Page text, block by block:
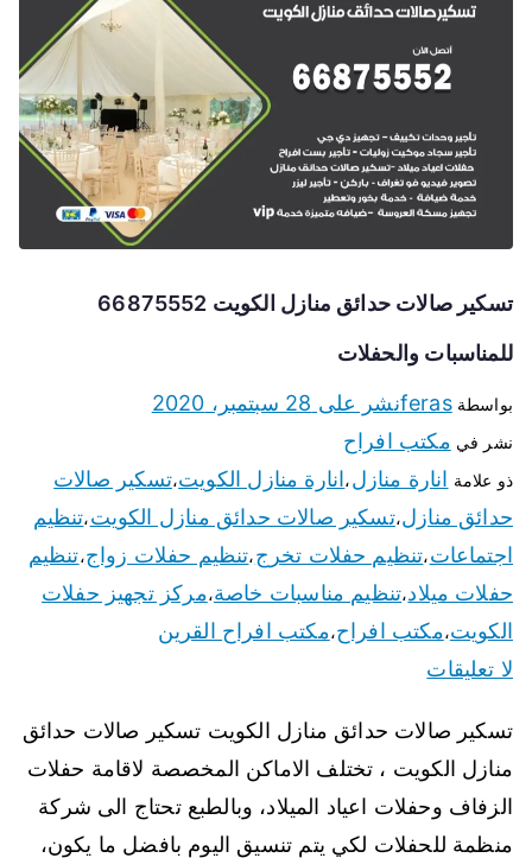
تسكير صالات حدائق منازل الكويت 66875552
للمناسبات والحفلات
بواسطةferasنشر على 28 سبتمبر، 2020
نشر في مكتب افراح
ذو علامة انارة منازل،انارة منازل الكويت،تسكير صالات
حدائق منازل،تسكير صالات حدائق منازل الكويت،تنظيم
اجتماعات،تنظيم حفلات تخرج،تنظيم حفلات زواج،تنظيم
حفلات ميلاد،تنظيم مناسبات خاصة،مركز تجهيز حفلات
الكويت،مكتب افراح،مكتب افراح القرين
لا تعليقات
تسكير صالات حدائق منازل الكويت تسكير صالات حدائق
منازل الكويت ، تختلف الاماكن المخصصة لاقامة حفلات
الزفاف وحفلات اعياد الميلاد، وبالطبع تحتاج الى شركة
منظمة للحفلات لكي يتم تنسيق اليوم بافضل ما يكون،